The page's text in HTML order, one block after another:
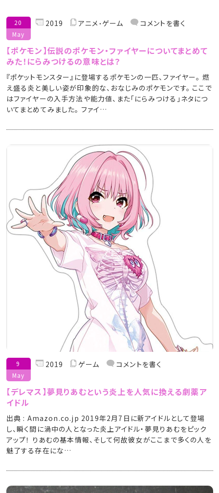
20
May
2019 アニメ ゲーム コメントを書く
【ポケモン】伝説のポケモン・ファイヤーについてまとめて
みた！にらみつけるの意味とは？
『ポケットモンスター』に登場するポケモンの一匹、ファイヤー。 燃
え盛る炎と美しい姿が印象的な、おなじみのポケモンです。 ここで
はファイヤーの入手方法や能力値、また「にらみつける」ネタにつ
いてまとめてみました。 ファイ…
9
May
2019 ゲーム コメントを書く
【デレマス】夢見りあむという炎上を人気に換える劇薬ア
イドル
出典 : Amazon.co.jp 2019年2月7日に新アイドルとして登場
し、瞬く間に渦中の人となった炎上アイドル・夢見りあむをピック
アップ！ りあむの基本情報、そして何故彼女がここまで多くの人を
魅了する存在にな…